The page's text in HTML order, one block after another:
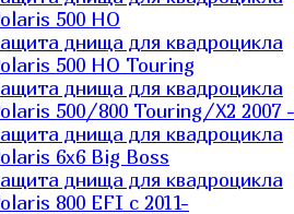
500 HO
днища для квадроцикла
500 HO Touring
днища для квадроцикла
500/800 Touring/X2 2007 -
днища для квадроцикла
6х6 Big Boss
днища для квадроцикла
800 EFI с 2011-